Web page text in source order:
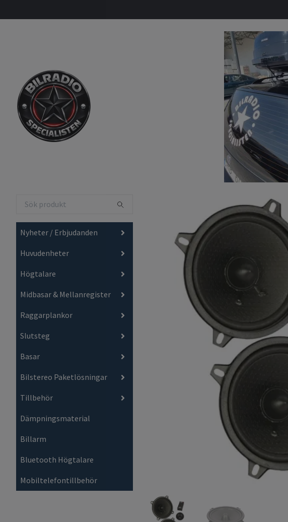
Nyheter / Erbjudanden
Huvudenheter
Högtalare
Midbasar & Mellanregister
Raggarplankor
Slutsteg
Basar
Bilstereo Paketlösningar
Tillbehör
Dämpningsmaterial
Billarm
Bluetooth Högtalare
Mobiltelefontillbehör